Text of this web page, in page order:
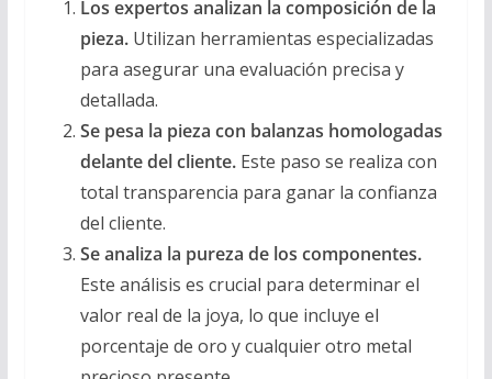
Los expertos analizan la composición de la
pieza.Utilizan herramientas especializadas
para asegurar una evaluación precisa y
detallada.
Se pesa la pieza con balanzas homologadas
delante del cliente.Este paso se realiza con
total transparencia para ganar la confianza
del cliente.
Se analiza la pureza de los componentes.
Este análisis es crucial para determinar el
valor real de la joya, lo que incluye el
porcentaje de oro y cualquier otro metal